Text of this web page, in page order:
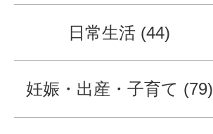
日常生活 (44)
妊娠・出産・子育て (79)